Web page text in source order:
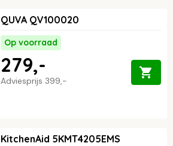
QUVA QV100020
Op voorraad
Adviesprijs 399,-
279,-
KitchenAid 5KMT4205EMS